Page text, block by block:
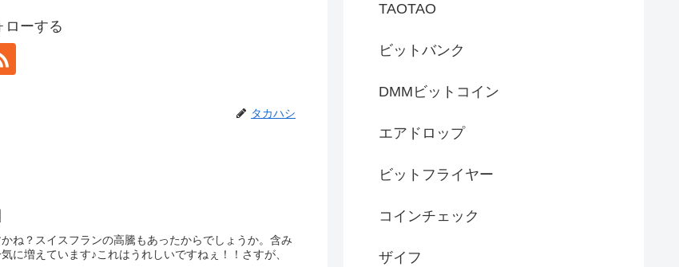
ローする
タカハシ
ね？スイスフランの高騰もあったからでしょうか。含み
に増えています♪これはうれしいですねぇ！！さすが、
TAOTAO
ビットバンク
DMMビットコイン
エアドロップ
ビットフライヤー
コインチェック
ザイフ